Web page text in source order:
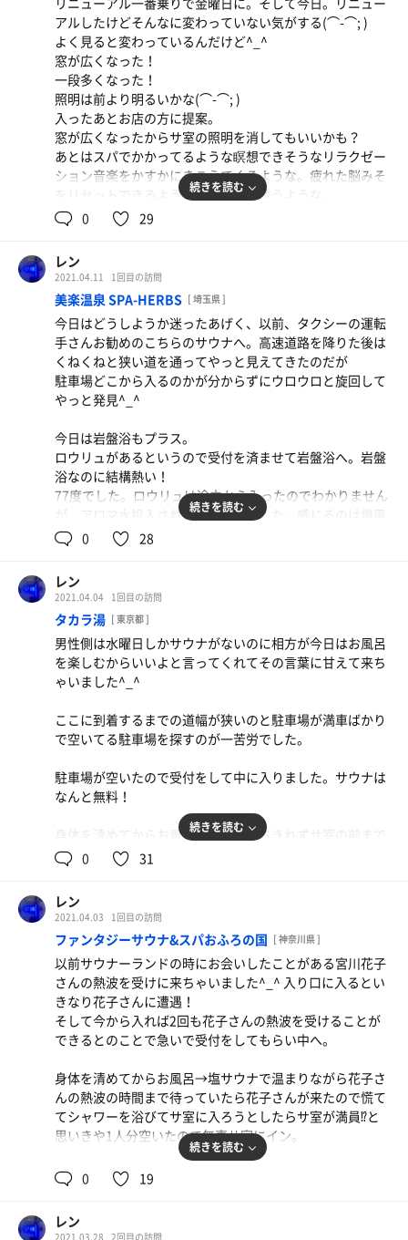
うということに。
受付をしてから説明をひと通り聞いた後、支度をして中
へ。なんとサ室はコロナの影響で1人以上は入れない！独
り占めかぁー。贅沢だなぁ^_^
サ室は３つ。２つはボナサウナ。もう一つはミストサウ
ナ。
身を清めてからサ室へイン。サ室はだいぶ年季がはいって
ました。ボナサウナは２つとも微かに埃の臭いがするので
私はほとんどミストサウナに入ってゴロゴロしてました。
水風呂は20度。ミストサウナが低い温度だからちょうどい
いかもしれません。
しかし誰も入ってくる心配しないでサ室でゴロゴロてきる
なんて贅沢すぎる^_^
休憩はベンチが一つありましたが、やはり場所取り妖怪が
こんな所にもいた！
でも人数も少ないからあまり気にならないけど^_^
最後に着替えて休憩室でゴロゴロしながらお茶を飲んでい
たらあっという間に時間。
ここの凄みはサ室を独り占めできることですが、ホテルサ
ウナのベストは？と聞かれたらリッツカールトンがサービ
スにおいてもサウナも水風呂もすべてダントツ！と答える
と思います^_^
部屋に戻ったら窓から百合子が見えました！というのは嘘
だけど都庁が見えました^_^
歩いた距離
アルしたけどそんなに変わっていない気がする(⌒-⌒; )
よく見ると変わっているんだけど^_^
窓が広くなった！
一段多くなった！
照明は前より明るいかな(⌒-⌒; )
入ったあとお店の方に提案。
窓が広くなったからサ室の照明を消してもいいかも？
あとはスパでかかってるような瞑想できそうなリラクゼー
ション音楽をかすかにきこえてくるような。疲れた脳みそ
をリセットできるような、別世界に誘うような。
メディテーションサウナを是非やってください！と。でき
たらグルシンも^_^
じゃあ今度やってみるんで来てくださいね！とのことでし
た。
はい！行きますとも！
興味を持ってくださる方がいらっしゃいましたら寺島浴場
さんのTwitterにて予告してくださるそうなので是非チェッ
クしてみてください！よろしくお願いします^_^
続きを読む
0 29
レン
2021.04.11 1回目の訪問
美楽温泉 SPA-HERBS [ 埼玉県 ]
今日はどうしようか迷ったあげく、以前、タクシーの運転
手さんお勧めのこちらのサウナへ。高速道路を降りた後は
くねくねと狭い道を通ってやっと見えてきたのだが
駐車場どこから入るのかが分からずにウロウロと旋回して
やっと発見^_^
今日は岩盤浴もプラス。
ロウリュがあるというので受付を済ませて岩盤浴へ。岩盤
浴なのに結構熱い！
77度でした。ロウリュは途中から入ったのでわかりません
が、アロマ水投入されてない感じでした。感じるのは爆風
だけ。
不完全燃焼なので早くメインディッシュに行こうよと相方
にせがんでそれぞれサウナへGO！
待ちきれない！
身を清めてからお風呂で温まりました。
とりあえずサ室にイン。
サ室は焦げたような臭いがする。
まさかこのサ室一つだけ⁉︎
露天風呂のほうに出てみるとそれらしき建物が！入ってみ
ると瞑想できそうな暗くて人肌ぐらいのお風呂でした。こ
れはこれでいいんだけど…。サウナじゃないのか〜
今日はもうあがるかな。というわけで
今日は終了。早々と出てマッサージチェアでリラックス。
ここは女性に受けそうな場所だと思うのですがせっかく
SPA ハーブスという名前だからこそハーブにもっと力入れ
るといいと思います^_^
続きを読む
0 28
レン
2021.04.04 1回目の訪問
タカラ湯 [ 東京都 ]
男性側は水曜日しかサウナがないのに相方が今日はお風呂
を楽しむからいいよと言ってくれてその言葉に甘えて来ち
ゃいました^_^
ここに到着するまでの道幅が狭いのと駐車場が満車ばかり
で空いてる駐車場を探すのが一苦労でした。
駐車場が空いたので受付をして中に入りました。サウナは
なんと無料！
身体を清めてからお風呂へ入るも待ちきれずサ室の前まで
いくと
桶とラドルがサ室の前に置いてあったので水を入れて思わ
ずサ室にイン。
テレビもないし、薄暗くていい感じ^_^
しかもサウナは人気ないみたいで1人^_^
後からおばあちゃんに話を聞いたら偶にサウナの電源入れ
るのを忘れていることがあるんだそうです(⌒-⌒; )
そんなに人気ないのか…。
持参したロウリュ用の香りを入れてロウリュし放題^_^最
おばあちゃんにサウナって気持ちいいの？
って何回も声をかけられました。
よっぽど気持ち良さそうにしていたのでしょうか(⌒-⌒; )
水風呂はぬるめなので長く入っている方がいらっしゃるの
あいてる時を見計らってサウナに入る前に水通しをするた
めに水風呂にはいりました。
続きを読む
0 31
レン
2021.04.03 1回目の訪問
ファンタジーサウナ&スパおふろの国 [ 神奈川県 ]
以前サウナーランドの時にお会いしたことがある宮川花子
さんの熱波を受けに来ちゃいました^_^ 入り口に入るとい
きなり花子さんに遭遇！
そして今から入れば2回も花子さんの熱波を受けることが
できるとのことで急いで受付をしてもらい中へ。
身体を清めてからお風呂→塩サウナで温まりながら花子さ
んの熱波の時間まで待っていたら花子さんが来たので慌て
てシャワーを浴びてサ室に入ろうとしたらサ室が満員⁉︎と
思いきや1人分空いたので無事サ室にイン。
ガスストーブでどうやってロウリュをするのかと思ってい
たらバケツの中に温めた石があり、そこにアロマ水をいれ
てロウリュしてました。
今日は白樺、ラベンダー、レモングラスだったかな。いい
続きを読む
0 19
レン
2021.03.28 2回目の訪問